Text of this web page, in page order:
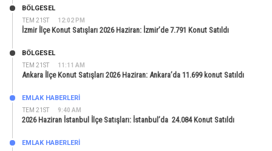
TEM 21ST 12:02 PM
BÖLGESEL
İzmir İlçe Konut Satışları 2026 Haziran: İzmir’de 7.791 Konut Satıldı
TEM 21ST 11:11 AM
BÖLGESEL
Ankara İlçe Konut Satışları 2026 Haziran: Ankara’da 11.699 konut Satıldı
TEM 21ST 9:40 AM
EMLAK HABERLERI
2026 Haziran İstanbul İlçe Satışları: İstanbul’da 24.084 Konut Satıldı
EMLAK HABERLERI